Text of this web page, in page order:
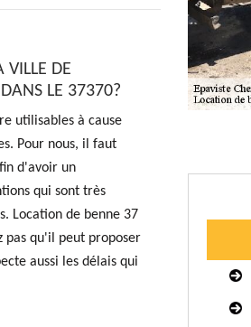
VILLE DE
LE 37370?
utilisables à cause
Pour nous, il faut
d'avoir un
qui sont très
Location de benne 37
pas qu'il peut proposer
aussi les délais qui